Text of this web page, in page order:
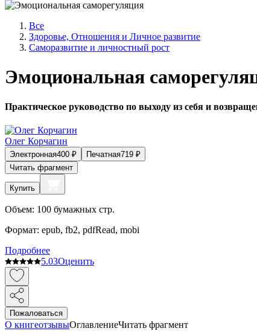
Все
Здоровье, Отношения и Личное развитие
Саморазвитие и личностный рост
Эмоциональная
Практическое руководство по выходу из себя и
Олег Корчагин
Электронная400 ₽ Печатная719 ₽
Читать фрагмент
Купить
Объем: 100 бумажных стр.
Формат: epub, fb2, pdfRead, mobi
Подробнее
5.03Оценить
Пожаловаться
О книгеотзывыОглавлениеЧитать фрагмент